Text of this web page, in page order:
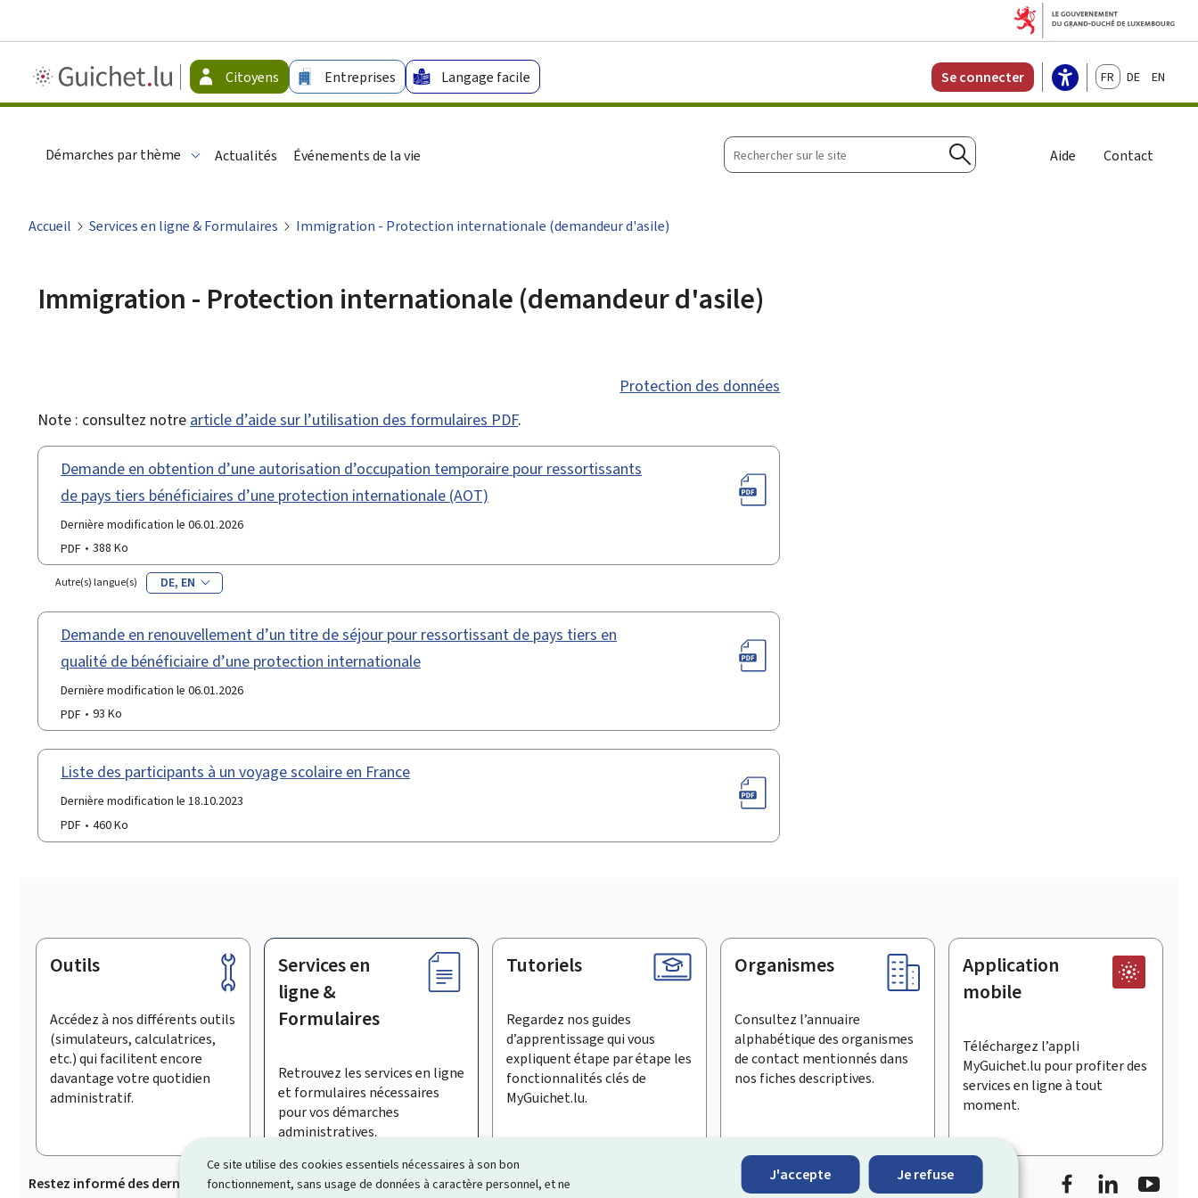
Ce site utilise des cookies essentiels nécessaires à son bon
fonctionnement, sans usage de données à caractère personnel, et ne
J'accepte Je refuse
Guichet.lu
-
Citoyens Entreprises Langage facile Se connecter FrançaisDeutschEnglish
Démarches par thème Actualités Événements de la vie
Rechercher
sur
Rechercher
Aide Contact
Accueil Services en ligne & Formulaires Immigration - Protection internationale (demandeur d'asile)
Immigration - Protection internationale (demandeur d'asile)
Protection des données
Note : consultez notre article d’aide sur l’utilisation des formulaires PDF.
Demande en obtention d’une autorisation d’occupation temporaire pour ressortissants
de pays tiers bénéficiaires d’une protection internationale (AOT)
Dernière modification le 06.01.2026
PDF
388 Ko
Autre(s) langue(s) DE EN
Demande en renouvellement d’un titre de séjour pour ressortissant de pays tiers en
qualité de bénéficiaire d’une protection internationale
Dernière modification le 06.01.2026
PDF
93 Ko
Liste des participants à un voyage scolaire en France
Dernière modification le 18.10.2023
PDF
460 Ko
Pied
page
Outils
Accédez à nos différents outils
(simulateurs, calculatrices,
etc.) qui facilitent encore
davantage votre quotidien
administratif.
Services en
ligne &
Formulaires
Retrouvez les services en ligne
et formulaires nécessaires
pour vos démarches
administratives.
Tutoriels
Regardez nos guides
d’apprentissage qui vous
expliquent étape par étape les
fonctionnalités clés de
MyGuichet.lu.
Organismes
Consultez l’annuaire
alphabétique des organismes
de contact mentionnés dans
nos fiches descriptives.
Application
mobile
Téléchargez l’appli
MyGuichet.lu pour profiter des
services en ligne à tout
moment.
Restez informé des dernières actualités de Guichet.lu S’inscrire à la newsletter
FacebookLinkedIn